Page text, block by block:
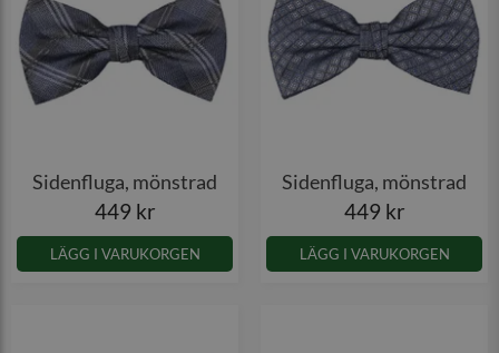
Sidenfluga, mönstrad
449 kr
LÄGG I VARUKORGEN
Sidenfluga, mönstrad
449 kr
LÄGG I VARUKORGEN